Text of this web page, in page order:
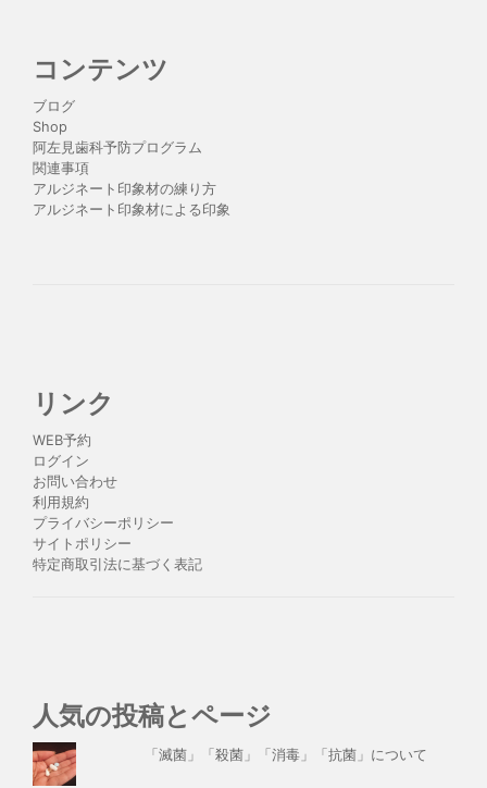
コンテンツ
ブログ
Shop
阿左見歯科予防プログラム
関連事項
アルジネート印象材の練り方
アルジネート印象材による印象
リンク
WEB予約
ログイン
お問い合わせ
利用規約
プライバシーポリシー
サイトポリシー
特定商取引法に基づく表記
人気の投稿とページ
「滅菌」「殺菌」「消毒」「抗菌」について